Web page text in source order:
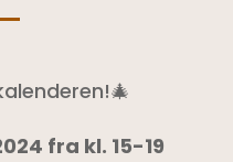
fra kl. 15-19